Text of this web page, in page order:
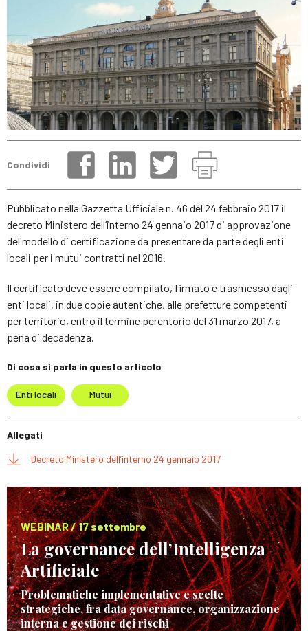
Condividi
Pubblicato nella Gazzetta Ufficiale n. 46 del 24 febbraio 2017 il
decreto Ministero dell’interno 24 gennaio 2017 di approvazione
del modello di certificazione da presentare da parte degli enti
locali per i mutui contratti nel 2016.
Il certificato deve essere compilato, firmato e trasmesso dagli
enti locali, in due copie autentiche, alle prefetture competenti
per territorio, entro il termine perentorio del 31 marzo 2017, a
pena di decadenza.
Di cosa si parla in questo articolo
Enti locali Mutui
Allegati
Decreto Ministero dell’interno 24 gennaio 2017
WEBINAR / 17 settembre
La governance dell’Intelligenza
Artificiale
Problematiche implementative e scelte
strategiche, fra data governance, organizzazione
interna e gestione dei rischi